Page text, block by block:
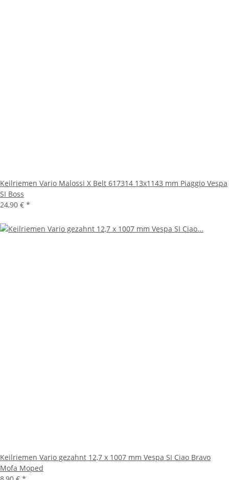
Keilriemen Vario Malossi X Belt 617314 13x1143 mm Piaggio Vespa
SI Boss
24,90 € *
Keilriemen Vario gezahnt 12,7 x 1007 mm Vespa SI Ciao Bravo
Mofa Moped